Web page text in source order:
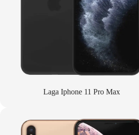
Laga Iphone 11 Pro Max